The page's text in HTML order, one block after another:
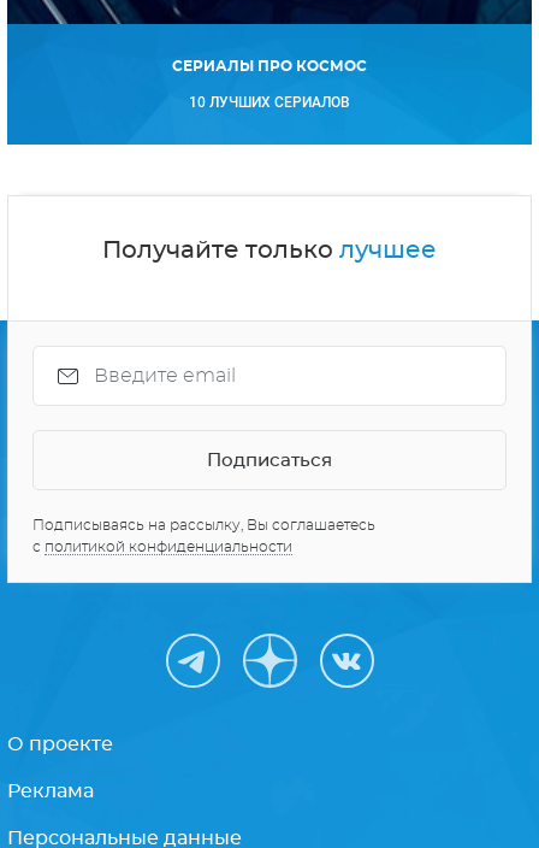
СЕРИАЛЫ ПРО КОСМОС
10 ЛУЧШИХ СЕРИАЛОВ
Получайте только лучшее
Подписываясь на рассылку, Вы соглашаетесь
с политикой конфиденциальности
О проекте
Реклама
Персональные данные